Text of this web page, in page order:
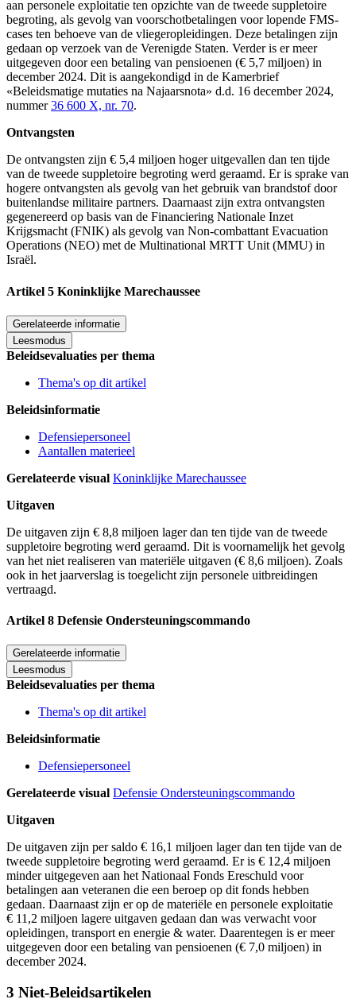
aan personele exploitatie ten opzichte van de tweede suppletoire
begroting, als gevolg van voorschotbetalingen voor lopende FMS-
cases ten behoeve van de vliegeropleidingen. Deze betalingen zijn
gedaan op verzoek van de Verenigde Staten. Verder is er meer
uitgegeven door een betaling van pensioenen (€ 5,7 miljoen) in
december 2024. Dit is aangekondigd in de Kamerbrief
«Beleidsmatige mutaties na Najaarsnota» d.d. 16 december 2024,
nummer36 600 X, nr. 70.
Ontvangsten
De ontvangsten zijn € 5,4 miljoen hoger uitgevallen dan ten tijde
van de tweede suppletoire begroting werd geraamd. Er is sprake van
hogere ontvangsten als gevolg van het gebruik van brandstof door
buitenlandse militaire partners. Daarnaast zijn extra ontvangsten
gegenereerd op basis van de Financiering Nationale Inzet
Krijgsmacht (FNIK) als gevolg van Non-combattant Evacuation
Operations (NEO) met de Multinational MRTT Unit (MMU) in
Israël.
Artikel 5 Koninklijke Marechaussee
Gerelateerde informatie
Leesmodus
Beleidsevaluaties per thema
Thema's op dit artikel
Beleidsinformatie
Defensiepersoneel
Aantallen materieel
Gerelateerde visual Koninklijke Marechaussee
Uitgaven
De uitgaven zĳn € 8,8 miljoen lager dan ten tĳde van de tweede
suppletoire begroting werd geraamd. Dit is voornamelijk het gevolg
van het niet realiseren van materiële uitgaven (€ 8,6 miljoen). Zoals
ook in het jaarverslag is toegelicht zijn personele uitbreidingen
vertraagd.
Artikel 8 Defensie Ondersteuningscommando
Gerelateerde informatie
Leesmodus
Beleidsevaluaties per thema
Thema's op dit artikel
Beleidsinformatie
Defensiepersoneel
Gerelateerde visual Defensie Ondersteuningscommando
Uitgaven
De uitgaven zijn per saldo € 16,1 miljoen lager dan ten tijde van de
tweede suppletoire begroting werd geraamd. Er is € 12,4 miljoen
minder uitgegeven aan het Nationaal Fonds Ereschuld voor
betalingen aan veteranen die een beroep op dit fonds hebben
gedaan. Daarnaast zijn er op de materiële en personele exploitatie
€ 11,2 miljoen lagere uitgaven gedaan dan was verwacht voor
opleidingen, transport en energie & water. Daarentegen is er meer
uitgegeven door een betaling van pensioenen (€ 7,0 miljoen) in
december 2024.
3 Niet-Beleidsartikelen